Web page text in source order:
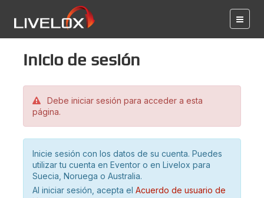
Inicio de sesión
Debe iniciar sesión para acceder a esta
página.
Inicie sesión con los datos de su cuenta. Puedes
utilizar tu cuenta en Eventor o en Livelox para
Suecia, Noruega o Australia.
Al iniciar sesión, acepta el Acuerdo de usuario de